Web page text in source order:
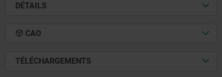
DÉTAILS
CAO
TÉLÉCHARGEMENTS